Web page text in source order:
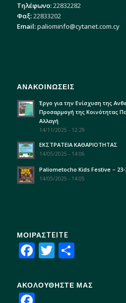
Τηλέφωνο:22832282
Φαξ:22833202
Email:paliominfo@cytanet.com.cy
ΑΝΑΚΟΙΝΩΣΕΙΣ
Έργο για την Ενίσχυση της
Προσαρμογή της Κοινότητας
Αλλαγή
14/11/2025 - 12:29
ΕΚΣΤΡΑΤΕΙΑ ΚΑΘΑΡΙΟΤΗΤΑΣ
14/05/2025 - 14:06
Paliometocho Kids Festive –
14/05/2025 - 14:05
ΜΟΙΡΑΣTEITE
Facebook
Twitter
Share
ΑΚΟΛΟΥΘΗΣΤΕ ΜΑΣ